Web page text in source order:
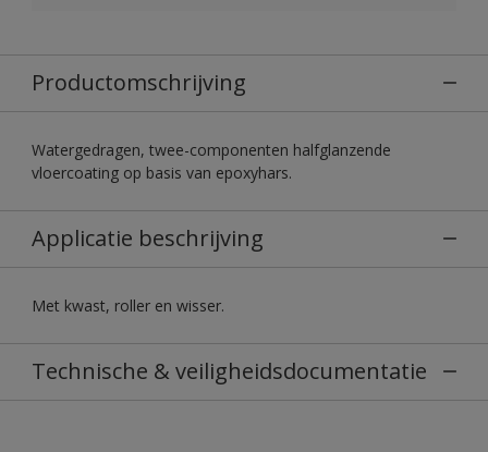
Productomschrijving
Watergedragen, twee-componenten halfglanzende
vloercoating op basis van epoxyhars.
Applicatie beschrijving
Met kwast, roller en wisser.
Technische & veiligheidsdocumentatie